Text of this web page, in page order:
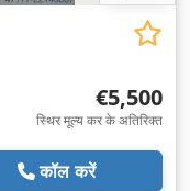
€5,500
स्थिर मूल्य कर के अतिरिक्त
कॉल करें